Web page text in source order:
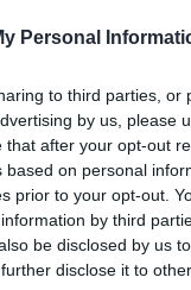
Personal
to third parties, or
by us, please
after your opt-out
on personal
prior to your opt-out.
by third
be disclosed by us
disclose it to
a Tóték című
rendezésében.
pénteken
két előbemutató
Csíkszereda
el az MTI-